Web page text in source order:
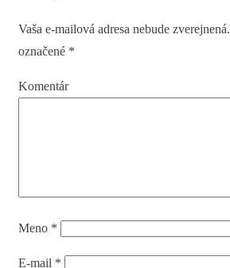
Vaša e-mailová adresa nebude zverejnená.
označené *
Komentár
Meno *
E-mail *